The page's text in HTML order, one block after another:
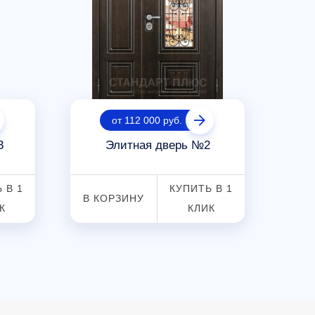
В 1
от 112 000 руб.
Элитная дверь №2
В КОРЗИНУ
КУПИТЬ В 1
КЛИК